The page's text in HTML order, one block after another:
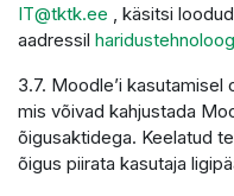
IT@tktk.ee , käsitsi
aadressil
3.7. Moodle’i
mis võivad kahjustada
õigusaktidega. Keelatud
õigus piirata kasutaja